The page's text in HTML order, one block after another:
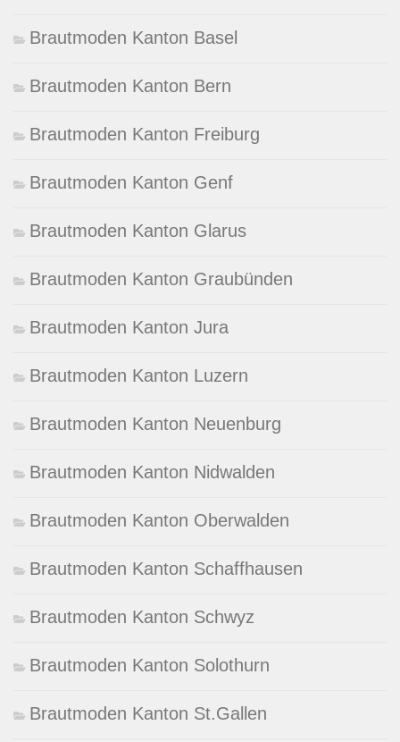
Brautmoden Kanton Basel
Brautmoden Kanton Bern
Brautmoden Kanton Freiburg
Brautmoden Kanton Genf
Brautmoden Kanton Glarus
Brautmoden Kanton Graubünden
Brautmoden Kanton Jura
Brautmoden Kanton Luzern
Brautmoden Kanton Neuenburg
Brautmoden Kanton Nidwalden
Brautmoden Kanton Oberwalden
Brautmoden Kanton Schaffhausen
Brautmoden Kanton Schwyz
Brautmoden Kanton Solothurn
Brautmoden Kanton St.Gallen